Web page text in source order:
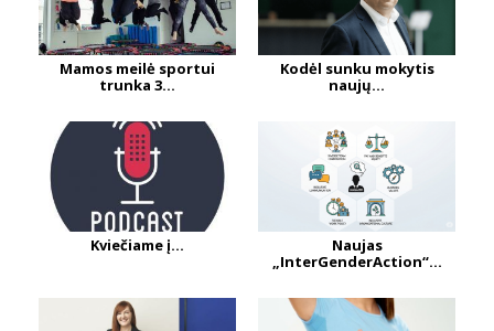
Mamos meilė sportui
trunka 3...
Kodėl sunku mokytis
naujų...
Kviečiame į...
Naujas
„InterGenderAction“...